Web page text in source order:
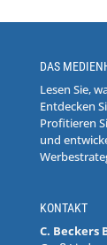
DAS
Lesen Sie,
Entdecken
Profitieren
und
KONTAKT
C. Beckers